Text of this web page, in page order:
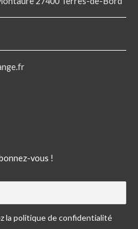
vous !
la politique de confidentialité